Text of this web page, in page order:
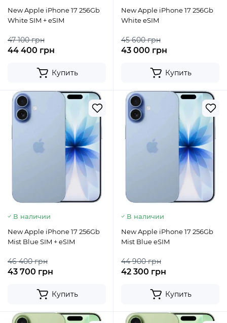
New Apple iPhone 17 256Gb
White SIM + eSIM
47 100 грн
44 400 грн
Купить
New Apple iPhone 17 256Gb
White eSIM
45 600 грн
43 000 грн
Купить
В наличии
New Apple iPhone 17 256Gb
Mist Blue SIM + eSIM
46 400 грн
43 700 грн
Купить
В наличии
New Apple iPhone 17 256Gb
Mist Blue eSIM
44 900 грн
42 300 грн
Купить